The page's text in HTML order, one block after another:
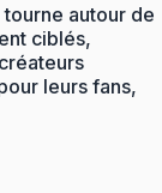
autour de
ciblés,
leurs fans,